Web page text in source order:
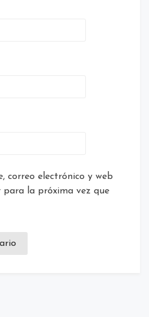
correo electrónico y web
para la próxima vez que